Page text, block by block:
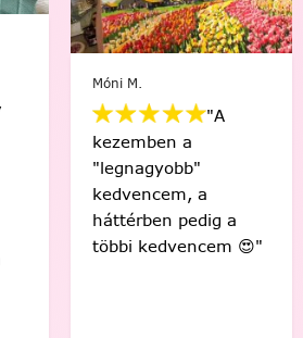
😍"
"Sziasztok! Elkészült
az első! Csodás
érzés, hogy én
készítettem ezt a
gyönyörű képet! 🤩